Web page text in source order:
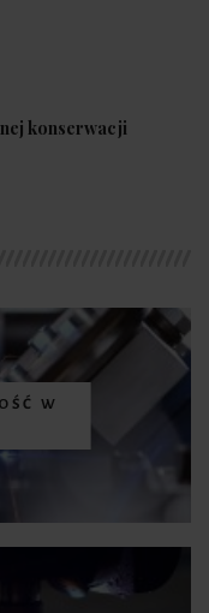
konserwacji
W